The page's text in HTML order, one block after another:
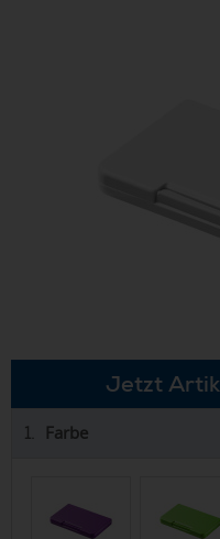
Jetzt
1. Farbe